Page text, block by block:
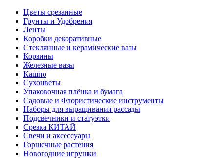
Цветы срезанные
Грунты и Удобрения
Ленты
Коробки декоративные
Стеклянные и керамические вазы
Корзины
Железные вазы
Кашпо
Сухоцветы
Упаковочная плёнка и бумага
Садовые и Флористические инструменты
Наборы для выращивания рассады
Подсвечники и статуэтки
Срезка КИТАЙ
Свечи и аксессуары
Горшечные растения
Новогодние игрушки